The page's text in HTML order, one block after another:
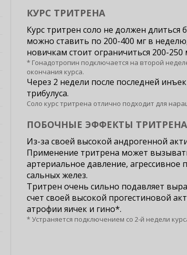
КУРС ТРИТРЕНА
Курс тритрен соло не должен
можно ставить по 200-400 мг в
новичкам стоит ограничиться 200-250
* Гонадотропин подключается на второй
окончания курса.
Через 2 недели после последней
трибулуса.
Соло курс тритрена отлично подходит для
ПОБОЧНЫЕ ЭФФЕКТЫ ТРИТРЕНА
Из-за своей высокой андрогенной
Применение тритрена может
артериальное давление,
сальных желез.
Тритрен очень сильно подавляет
счет своей высокой прогестиновой
атрофии яичек и гино*.
* Устраняется подключением со 2-й недели